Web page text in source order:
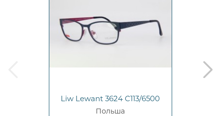
Liw Lewant 3624 C113/6500
Польша
next